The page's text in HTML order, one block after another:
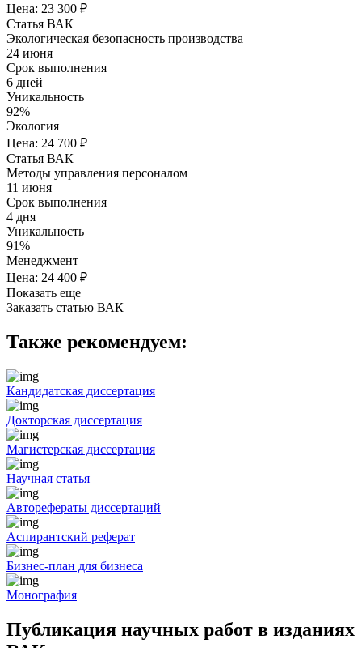
Цена: 23 300 ₽
Статья ВАК
Экологическая безопасность производства
24 июня
Срок выполнения
6 дней
Уникальность
92%
Экология
Цена: 24 700 ₽
Статья ВАК
Методы управления персоналом
11 июня
Срок выполнения
4 дня
Уникальность
91%
Менеджмент
Цена: 24 400 ₽
Показать еще
Заказать статью ВАК
Также рекомендуем:
Кандидатская диссертация
Докторская диссертация
Магистерская диссертация
Научная статья
Авторефераты диссертаций
Аспирантский реферат
Бизнес-план для бизнеса
Монография
Публикация научных работ в изданиях